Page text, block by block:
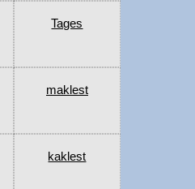
Tages
maklest
kaklest